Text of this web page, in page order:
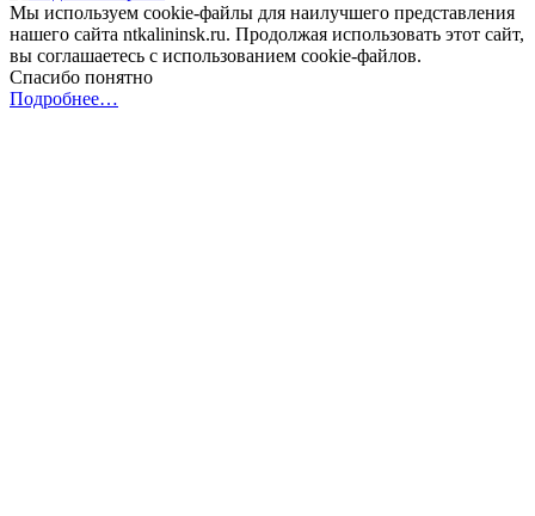
Мы используем cookie-файлы для наилучшего представления
нашего сайта ntkalininsk.ru. Продолжая использовать этот сайт,
вы соглашаетесь с использованием cookie-файлов.
Спасибо понятно
Подробнее…